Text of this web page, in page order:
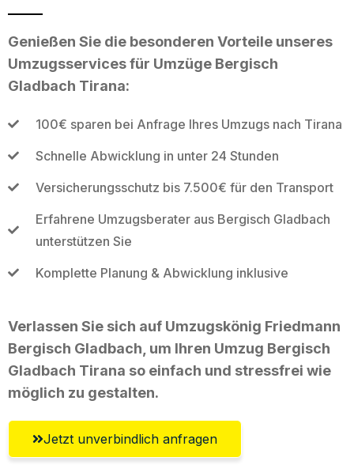
Genießen Sie die besonderen Vorteile unseres
Umzugsservices für Umzüge Bergisch
Gladbach Tirana:
100€ sparen bei Anfrage Ihres Umzugs nach Tirana
Schnelle Abwicklung in unter 24 Stunden
Versicherungsschutz bis 7.500€ für den Transport
Erfahrene Umzugsberater aus Bergisch Gladbach
unterstützen Sie
Komplette Planung & Abwicklung inklusive
Verlassen Sie sich auf Umzugskönig Friedmann
Bergisch Gladbach, um Ihren Umzug Bergisch
Gladbach Tirana so einfach und stressfrei wie
möglich zu gestalten.
Jetzt unverbindlich anfragen